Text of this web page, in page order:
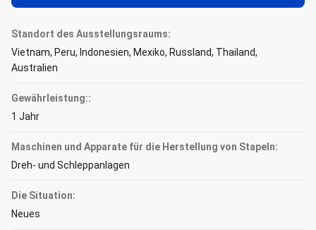
Standort des Ausstellungsraums:
Vietnam, Peru, Indonesien, Mexiko, Russland, Thailand,
Australien
Gewährleistung::
1 Jahr
Maschinen und Apparate für die Herstellung von Stapeln:
Dreh- und Schleppanlagen
Die Situation:
Neues